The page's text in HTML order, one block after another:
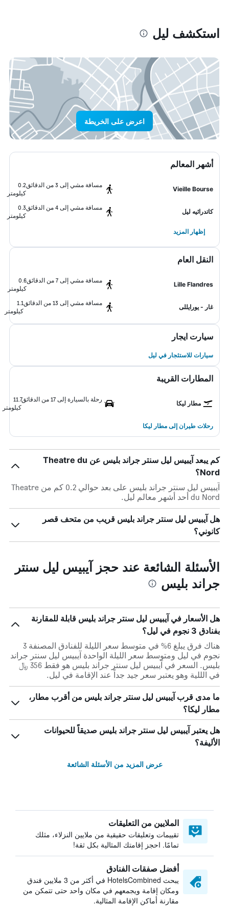
استكشف ليل
اعرض على الخريطة
أشهر المعالم
Vieille Bourse
مسافة مشي إلى 3 من الدقائق
0.2
كيلومتر
كاتدرائيه ليل
مسافة مشي إلى 4 من الدقائق
0.3
كيلومتر
إظهار المزيد
النقل العام
Lille Flandres
مسافة مشي إلى 7 من الدقائق
0.6
كيلومتر
غار - يورايللى
مسافة مشي إلى 13 من الدقائق
1.1
كيلومتر
سيارت ايجار
سيارات للاستئجار في ليل
المطارات القريبة
مطار ليكا
رحلة بالسيارة إلى 17 من الدقائق
11.7
كيلومتر
رحلات طيران إلى مطار ليكا
كم يبعد آيبيس ليل سنتر جراند بليس عن Theatre du
Nord؟
آيبيس ليل سنتر جراند بليس على بعد حوالي 0.2 كم من Theatre
du Nord أحد أشهر معالم ليل.
هل آيبيس ليل سنتر جراند بليس قريب من متحف قصر
كانوني؟
الأسئلة الشائعة عند حجز آيبيس ليل سنتر
جراند بليس
هل الأسعار في آيبيس ليل سنتر جراند بليس قابلة للمقارنة
بفنادق 3 نجوم في ليل؟
هناك فرق يبلغ 6% في متوسط ​​سعر الليلة للفنادق المصنفة 3
نجوم في ليل ومتوسط ​​سعر الليلة الواحدة آيبيس ليل سنتر جراند
بليس. السعر في آيبيس ليل سنتر جراند بليس هو فقط 356 ﷼
في الللية وهو يعتبر سعر جيد جداً عند الإقامة في ليل.
ما مدى قرب آيبيس ليل سنتر جراند بليس من أقرب مطار،
مطار ليكا؟
هل يعتبر آيبيس ليل سنتر جراند بليس صديقاً للحيوانات
الأليفة؟
عرض المزيد من الأسئلة الشائعة
الملايين من التعليقات
تقييمات وتعليقات حقيقية من ملايين النزلاء، مثلك
تمامًا. احجز إقامتك المثالية بكل ثقة!
أفضل صفقات الفنادق
يبحث HotelsCombined في أكثر من 3 ملايين فندق
ومكان إقامة ويجمعهم في مكان واحد حتى تتمكن من
مقارنة أماكن الإقامة المثالية.